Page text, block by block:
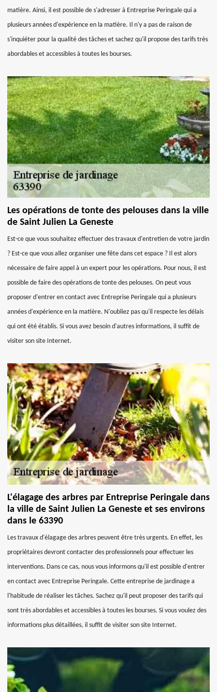
matière. Ainsi, il est possible de s'adresser à Entreprise Peringale qui a
plusieurs années d'expérience en la matière. Il n'y a pas de raison de
s'inquiéter pour la qualité des tâches et sachez qu'il propose des tarifs très
abordables et accessibles à toutes les bourses.
Les opérations de tonte des pelouses dans la ville
de Saint Julien La Geneste
Est-ce que vous souhaitez effectuer des travaux d'entretien de votre jardin
? Est-ce que vous allez organiser une fête dans cet espace ? Il est alors
nécessaire de faire appel à un expert pour les opérations. Pour nous, il est
possible de faire des opérations de tonte des pelouses. On peut vous
proposer d'entrer en contact avec Entreprise Peringale qui a plusieurs
années d'expérience en la matière. N'oubliez pas qu'il respecte les délais
qui ont été établis. Si vous avez besoin d'autres informations, il suffit de
visiter son site Internet.
L'élagage des arbres par Entreprise Peringale dans
la ville de Saint Julien La Geneste et ses environs
dans le 63390
Les travaux d'élagage des arbres peuvent être très urgents. En effet, les
propriétaires devront contacter des professionnels pour effectuer les
interventions. Dans ce cas, nous vous informons qu'il est possible d'entrer
en contact avec Entreprise Peringale. Cette entreprise de jardinage a
l'habitude de réaliser les tâches. Sachez qu'il peut proposer des tarifs qui
sont très abordables et accessibles à toutes les bourses. Si vous voulez des
informations plus détaillées, il suffit de visiter son site Internet.